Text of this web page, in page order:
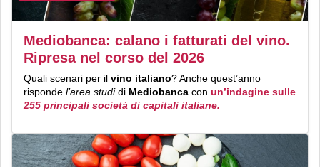
Mediobanca: calano i fatturati del vino.
Ripresa nel corso del 2026
Quali scenari per il vino italiano? Anche quest’anno
risponde l’area studidi Mediobanca con un’indagine sulle
255 principali società di capitali italiane.